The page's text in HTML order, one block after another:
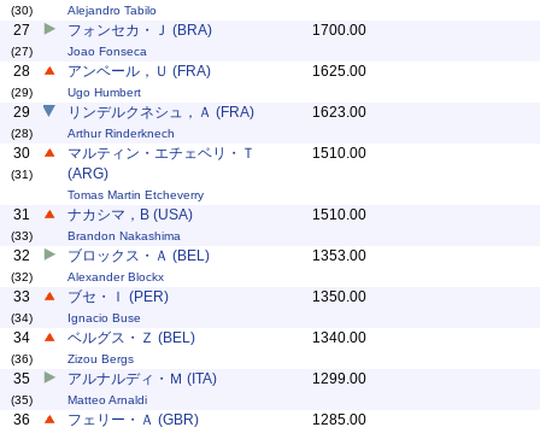
(30) Alejandro Tabilo
27
(27)
フォンセカ・Ｊ (BRA)
Joao Fonseca
1700.00
28
(29)
アンベール，Ｕ (FRA)
Ugo Humbert
1625.00
29
(28)
リンデルクネシュ，Ａ (FRA)
Arthur Rinderknech
1623.00
30
(31)
マルティン・エチェベリ・Ｔ
(ARG)
Tomas Martin Etcheverry
1510.00
31
(33)
ナカシマ，B (USA)
Brandon Nakashima
1510.00
32
(32)
ブロックス・Ａ (BEL)
Alexander Blockx
1353.00
33
(34)
ブセ・Ｉ (PER)
Ignacio Buse
1350.00
34
(36)
ベルグス・Ｚ (BEL)
Zizou Bergs
1340.00
35
(35)
アルナルディ・Ｍ (ITA)
Matteo Arnaldi
1299.00
36 フェリー・Ａ (GBR) 1285.00